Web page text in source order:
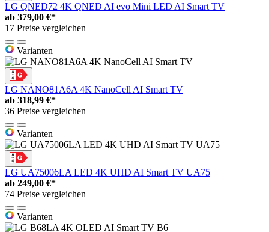
LG QNED72 4K QNED AI evo Mini LED AI Smart TV
ab 379,00 €*
17 Preise vergleichen
Varianten
LG NANO81A6A 4K NanoCell AI Smart TV
ab 318,99 €*
36 Preise vergleichen
Varianten
LG UA75006LA LED 4K UHD AI Smart TV UA75
ab 249,00 €*
74 Preise vergleichen
Varianten